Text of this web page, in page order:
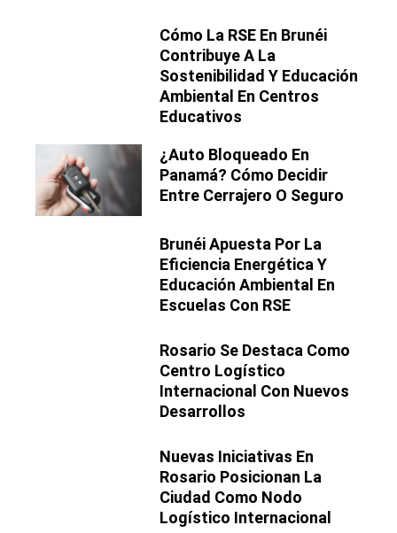
Cómo La RSE En Brunéi
Contribuye A La
Sostenibilidad Y Educación
Ambiental En Centros
Educativos
¿Auto Bloqueado En
Panamá? Cómo Decidir
Entre Cerrajero O Seguro
Brunéi Apuesta Por La
Eficiencia Energética Y
Educación Ambiental En
Escuelas Con RSE
Rosario Se Destaca Como
Centro Logístico
Internacional Con Nuevos
Desarrollos
Nuevas Iniciativas En
Rosario Posicionan La
Ciudad Como Nodo
Logístico Internacional